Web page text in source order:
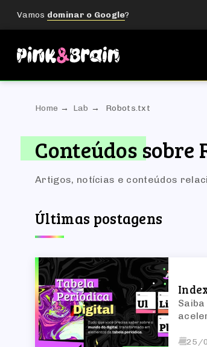
Vamos dominar o Google?
Home Lab Robots.txt
Conteúdos sobre
Artigos, notícias e conteúdos
Últimas postagens
25/